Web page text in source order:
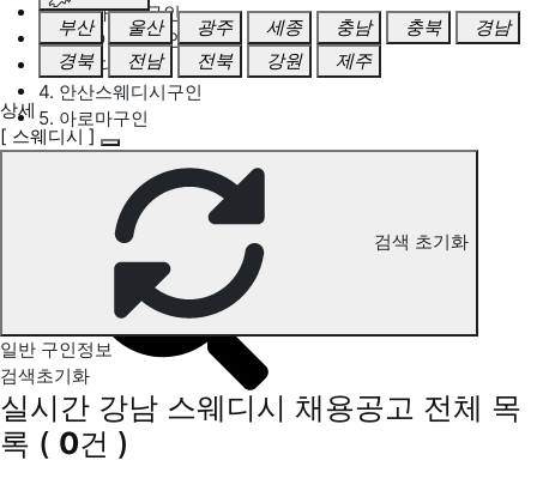
1. 일산마사지구인
2. 성남아로마구인
3. 스웨디시구인
4. 안산스웨디시구인
5. 아로마구인
강남 스웨디시 구인정보
부산 울산 광주 세종 충남 충북
경남
경북
전남 전북 강원 제주
상세
[ 스웨디시 ]
검색 초기화
일반 구인정보
검색초기화
실시간 강남 스웨디시 채용공고 전체 목
록 ( 0건 )